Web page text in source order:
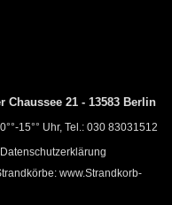
Chaussee 21 - 13583 Berlin
15°° Uhr, Tel.: 030 83031512
Datenschutzerklärung
www.Strandkorb-